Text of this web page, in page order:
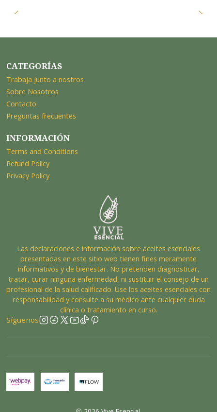
CATEGORÍAS
Trabaja junto a nostros
Sobre Nosotros
Contacto
Preguntas frecuentes
INFORMACIÓN
Terms and Conditions
Refund Policy
Privacy Policy
Las declaraciones e información sobre aceites esenciales
presentadas en este sitio web tienen fines meramente
informativos y de bienestar. No pretenden diagnosticar,
tratar, curar ninguna enfermedad, ni sustituir el consejo de un
profesional de la salud calificado. Use los aceites esenciales con
responsabilidad y consulte a su médico ante cualquier duda
clínica o tratamiento en curso.
Síguenos